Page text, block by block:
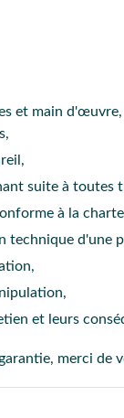
et main d'œuvre,
suite à
à la
d'une
et leurs
merci de